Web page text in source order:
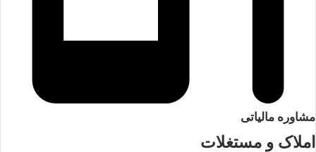
مشاوره مالیاتی
املاک و مستغلات